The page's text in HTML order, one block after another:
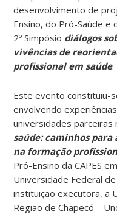
desenvolvimento de
Ensino, do Pró-Saúde e
2º Simpósio diálogos
vivências de
profissional em saúde.
Este evento constituiu-
envolvendo
universidades parceiras
saúde: caminhos para
na formação
Pró-Ensino da CAPES
Universidade Federal de
instituição executora, a
Região de Chapecó –